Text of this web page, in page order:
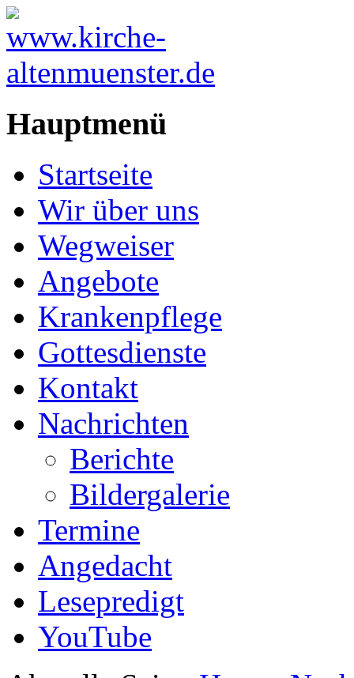
Hauptmenü
Startseite
Wir über uns
Wegweiser
Angebote
Krankenpflege
Gottesdienste
Kontakt
Nachrichten
Berichte
Bildergalerie
Termine
Angedacht
Lesepredigt
YouTube